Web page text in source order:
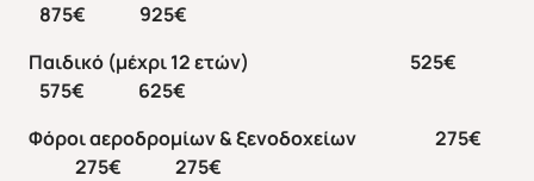
875€ 925€
Παιδικό (μέχρι 12 ετών) 525€
575€ 625€
Φόροι αεροδρομίων & ξενοδοχείων 275€
275€ 275€